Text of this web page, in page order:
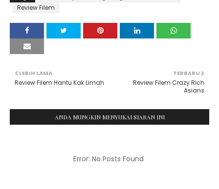
Review Filem
TERBARU
Review Filem Crazy Rich
Asians
LEBIH LAMA
Review Filem Hantu Kak Limah
ANDA MUNGKIN MENYUKAI SIARAN INI
Error: No Posts Found